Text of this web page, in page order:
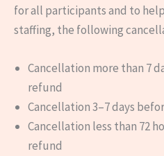
for all participants and to
staffing, the following
Cancellation more than 7
refund
Cancellation 3–7 days
Cancellation less than 72
refund